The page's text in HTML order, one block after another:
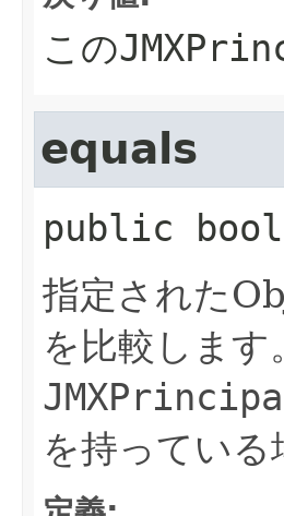
この
equals
public
指定された
を比較します。
を持ってい